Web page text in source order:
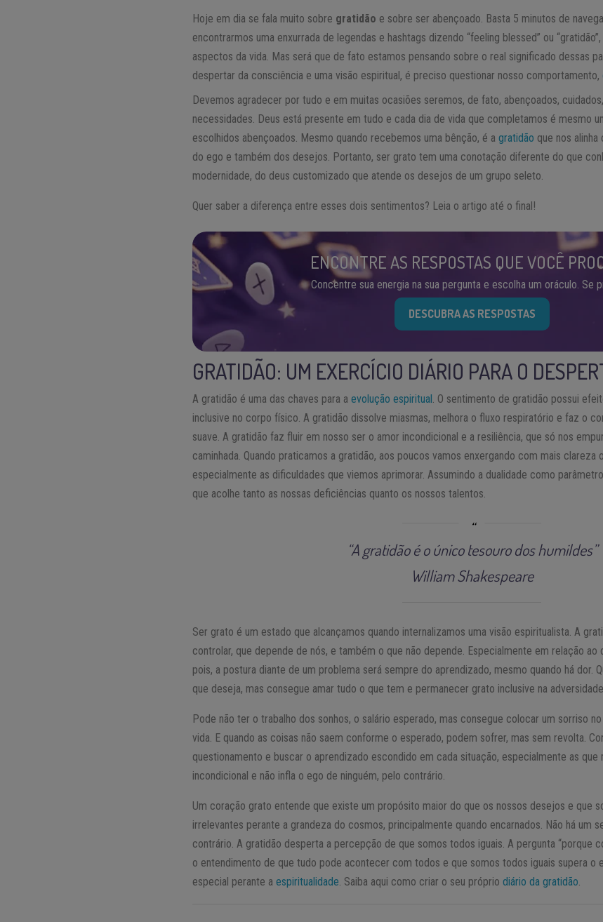
Hoje em dia se fala muito sobre gratidão e sobre ser abençoado. Basta 5 minutos de
encontrarmos uma enxurrada de legendas e hashtags dizendo “feeling blessed” ou
aspectos da vida. Mas será que de fato estamos pensando sobre o real significado dessas
despertar da consciência e uma visão espiritual, é preciso questionar nosso comportamento,
Devemos agradecer por tudo e em muitas ocasiões seremos, de fato, abençoados,
necessidades. Deus está presente em tudo e cada dia de vida que completamos é mesmo
escolhidos abençoados. Mesmo quando recebemos uma bênção, é agratidão que nos
do ego e também dos desejos. Portanto, ser grato tem uma conotação diferente do que
modernidade, do deus customizado que atende os desejos de um grupo seleto.
Quer saber a diferença entre esses dois sentimentos? Leia o artigo até o final!
ENCONTRE AS RESPOSTAS QUE VOCÊ
Concentre sua energia na sua pergunta e escolha um oráculo. Se
DESCUBRA AS RESPOSTAS
GRATIDÃO: UM EXERCÍCIO DIÁRIO PARA O
A gratidão é uma das chaves para aevolução espiritual . O sentimento de gratidão possui
inclusive no corpo físico. A gratidão dissolve miasmas, melhora o fluxo respiratório e faz o
suave. A gratidão faz fluir em nosso ser o amor incondicional e a resiliência, que só nos
caminhada. Quando praticamos a gratidão, aos poucos vamos enxergando com mais clareza
especialmente as dificuldades que viemos aprimorar. Assumindo a dualidade como
que acolhe tanto as nossas deficiências quanto os nossos talentos.
“A gratidão é o único tesouro dos humildes”
William Shakespeare
Ser grato é um estado que alcançamos quando internalizamos uma visão espiritualista. A
controlar, que depende de nós, e também o que não depende. Especialmente em relação ao
pois, a postura diante de um problema será sempre do aprendizado, mesmo quando há dor.
que deseja, mas consegue amar tudo o que tem e permanecer grato inclusive na
Pode não ter o trabalho dos sonhos, o salário esperado, mas consegue colocar um sorriso
vida. E quando as coisas não saem conforme o esperado, podem sofrer, mas sem revolta.
questionamento e buscar o aprendizado escondido em cada situação, especialmente as que
incondicional e não infla o ego de ninguém, pelo contrário.
Um coração grato entende que existe um propósito maior do que os nossos desejos e que
irrelevantes perante a grandeza do cosmos, principalmente quando encarnados. Não há um
contrário. A gratidão desperta a percepção de que somos todos iguais. A pergunta “porque
o entendimento de que tudo pode acontecer com todos e que somos todos iguais supera o
especial perante aespiritualidade. Saiba aqui como criar o seu própriodiário da gratidão.